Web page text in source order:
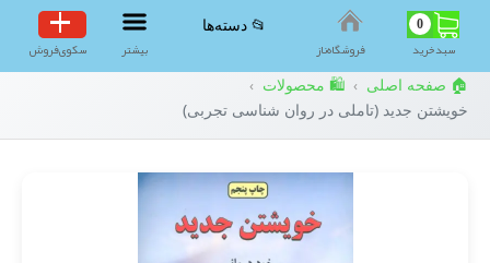
0
سبد‌خرید فروشگاه‌ناز
📂 دسته‌ها
بیشتر سکوی‌فروش
🏠 صفحه اصلی › 🛍️ محصولات ›
خویشتن جدید (تاملی در روان شناسی تجربی)